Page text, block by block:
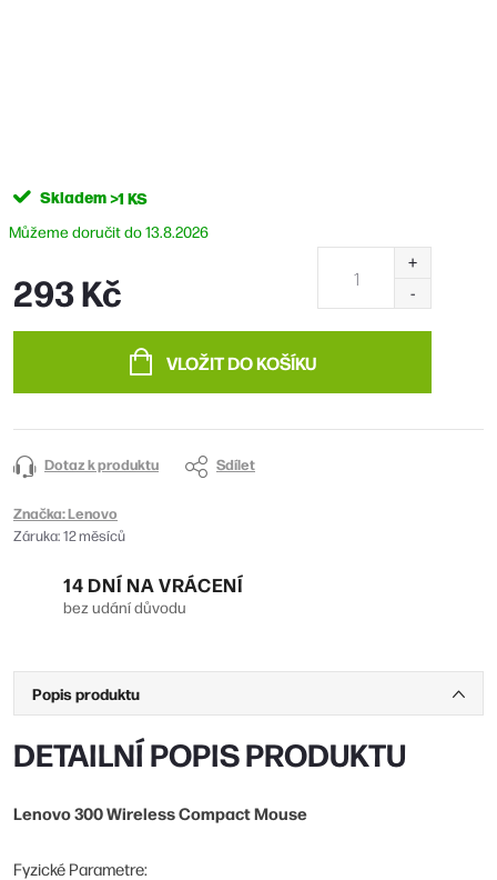
Skladem>1 KS
13.8.2026
293 Kč
VLOŽIT DO KOŠÍKU
Dotaz k produktu Sdílet
Značka:Lenovo
Záruka:12 měsíců
14 DNÍ NA VRÁCENÍ
bez udání důvodu
Popis produktu
DETAILNÍ POPIS PRODUKTU
Lenovo 300 Wireless Compact Mouse
Fyzické Parametre: